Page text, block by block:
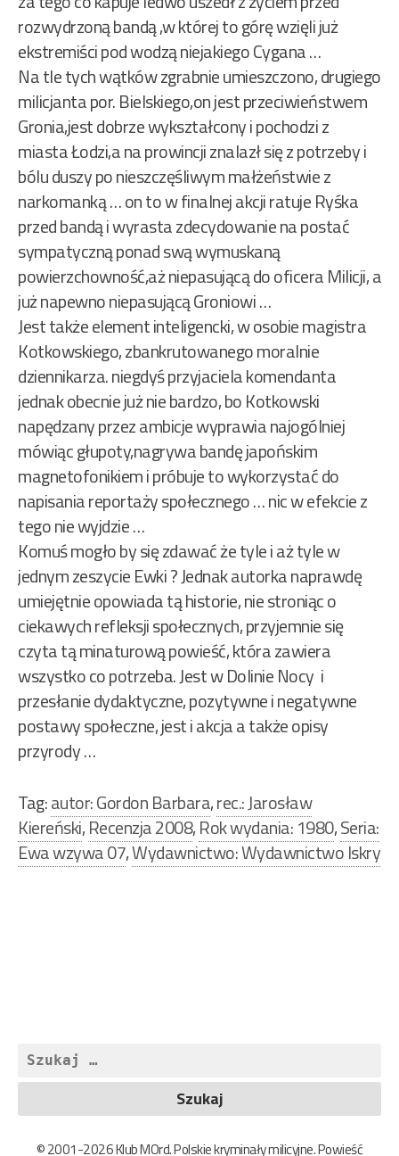
rozwydrzoną bandą ,w której to górę wzięli już
ekstremiści pod wodzą niejakiego Cygana …
Na tle tych wątków zgrabnie umieszczono, drugiego
milicjanta por. Bielskiego,on jest przeciwieństwem
Gronia,jest dobrze wykształcony i pochodzi z
miasta Łodzi,a na prowincji znalazł się z potrzeby i
bólu duszy po nieszczęśliwym małżeństwie z
narkomanką … on to w finalnej akcji ratuje Ryśka
przed bandą i wyrasta zdecydowanie na postać
sympatyczną ponad swą wymuskaną
powierzchowność,aż niepasującą do oficera Milicji, a
już napewno niepasującą Groniowi …
Jest także element inteligencki, w osobie magistra
Kotkowskiego, zbankrutowanego moralnie
dziennikarza. niegdyś przyjaciela komendanta
jednak obecnie już nie bardzo, bo Kotkowski
napędzany przez ambicje wyprawia najogólniej
mówiąc głupoty,nagrywa bandę japońskim
magnetofonikiem i próbuje to wykorzystać do
napisania reportaży społecznego … nic w efekcie z
tego nie wyjdzie …
Komuś mogło by się zdawać że tyle i aż tyle w
jednym zeszycie Ewki ? Jednak autorka naprawdę
umiejętnie opowiada tą historie, nie stroniąc o
ciekawych refleksji społecznych, przyjemnie się
czyta tą minaturową powieść, która zawiera
wszystko co potrzeba. Jest w Dolinie Nocy i
przesłanie dydaktyczne, pozytywne i negatywne
postawy społeczne, jest i akcja a także opisy
przyrody …
Tag:autor: Gordon Barbara,rec.: Jarosław
Kiereński,Recenzja 2008,Rok wydania: 1980,Seria:
Ewa wzywa 07,Wydawnictwo: Wydawnictwo Iskry
Szukaj:
© 2001-2026 Klub MOrd. Polskie kryminały milicyjne. Powieść